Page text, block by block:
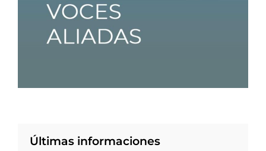
Últimas informaciones